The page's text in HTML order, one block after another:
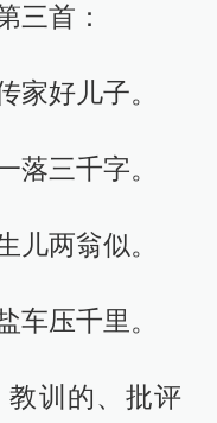
三首：
家好儿子。
落三千字。
儿两翁似。
车压千里。
训的、批评